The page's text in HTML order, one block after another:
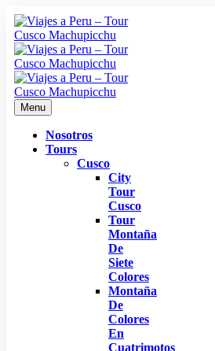
Menu
Nosotros
Tours
Cusco
City
Tour
Cusco
Tour
Montaña
De
Siete
Colores
Montaña
De
Colores
En
Cuatrimotos